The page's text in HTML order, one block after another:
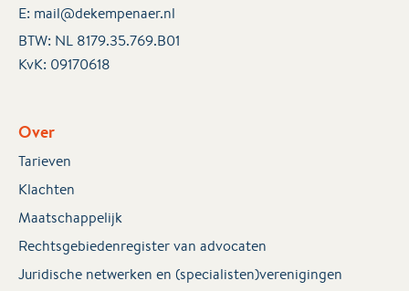
E: mail@dekempenaer.nl
BTW: NL 8179.35.769.B01
KvK: 09170618
Over
Tarieven
Klachten
Maatschappelijk
Rechtsgebiedenregister van advocaten
Juridische netwerken en (specialisten)verenigingen